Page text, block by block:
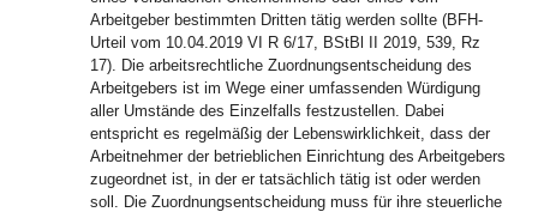
Arbeitgeber bestimmten Dritten tätig werden sollte (BFH-
Urteil vom 10.04.2019 VI R 6/17, BStBl II 2019, 539, Rz
17). Die arbeitsrechtliche Zuordnungsentscheidung des
Arbeitgebers ist im Wege einer umfassenden Würdigung
aller Umstände des Einzelfalls festzustellen. Dabei
entspricht es regelmäßig der Lebenswirklichkeit, dass der
Arbeitnehmer der betrieblichen Einrichtung des Arbeitgebers
zugeordnet ist, in der er tatsächlich tätig ist oder werden
soll. Die Zuordnungsentscheidung muss für ihre steuerliche